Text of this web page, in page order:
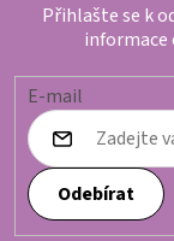
Přihlašte se k
informace
E-mail
Odebírat